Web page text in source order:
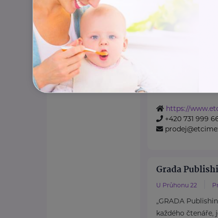
Stříbrný partner
ETCIMEX s.r.o.
https://
+420 731 999
Grada
U Průhonu 22
„GRADA
každého čtenáře,